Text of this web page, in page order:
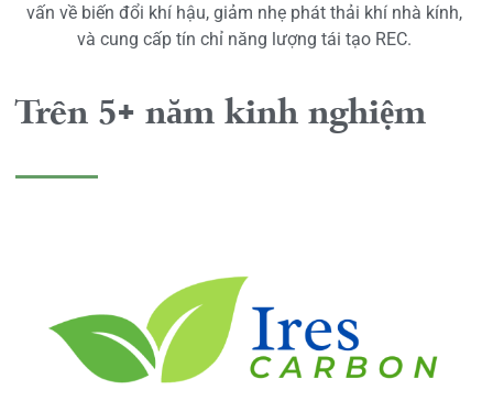
vấn về biến đổi khí hậu, giảm nhẹ phát thải khí nhà kính,
và cung cấp tín chỉ năng lượng tái tạo REC.
Trên 5+ năm kinh nghiệm